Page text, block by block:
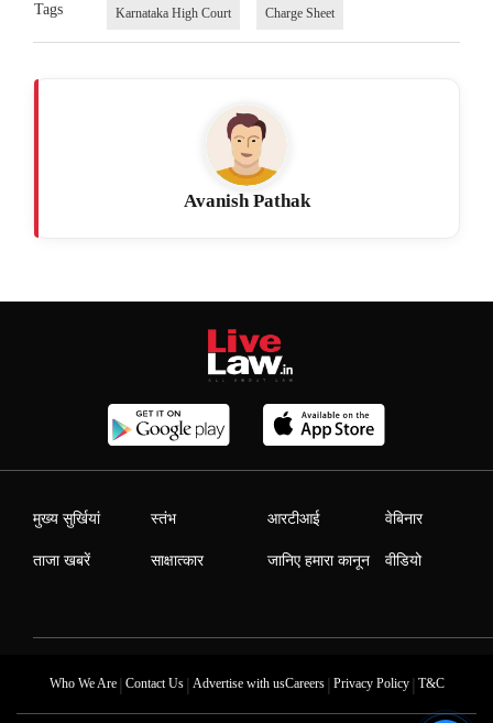
Tags Karnataka High Court Charge Sheet
Avanish Pathak
मुख्य सुर्खियां
ताजा खबरें
स्तंभ
साक्षात्कार
आरटीआई
जानिए हमारा कानून
वेबिनार
वीडियो
Who We Are| Contact Us| Advertise with usCareers| Privacy Policy| T&C